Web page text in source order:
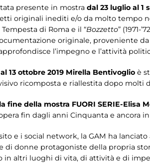
presente in mostra dal 23 luglio al 1
originali inediti e/o da molto tempo
di Roma e il “Bozzetto” (1971-
originale, proveniente
l’impegno e l’attività
13 ottobre 2019 Mirella Bentivoglio è
ricomposta e riallestita dopo molti
fine della mostra FUORI SERIE-Elisa
opera fin dagli anni Cinquanta e ancora
e i social network, la GAM ha lanciato
di donne protagoniste della propria
o in altri luoghi di vita, di attività e di